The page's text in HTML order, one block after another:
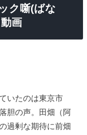
ク噺(ばな
画
いたのは東京市
胆の声。田畑（阿
過剰な期待に前畑